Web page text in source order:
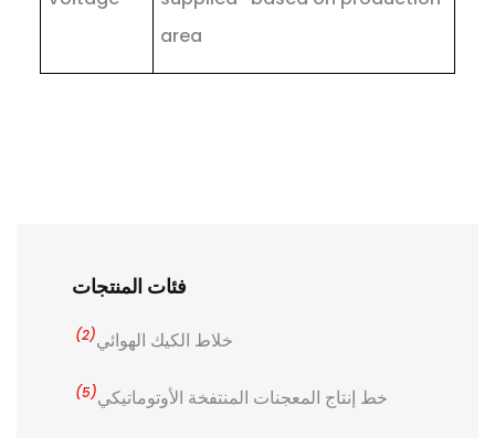
area
فئات المنتجات
خلاط الكيك الهوائي(2)
خط إنتاج المعجنات المنتفخة الأوتوماتيكي(5)